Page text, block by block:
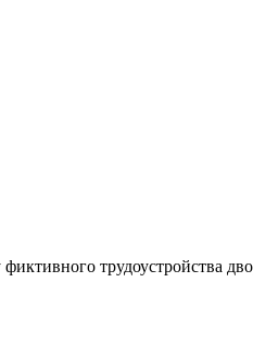
трудоустройства